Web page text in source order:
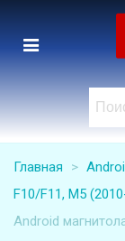
Главная >
F10/F11, M5
Android